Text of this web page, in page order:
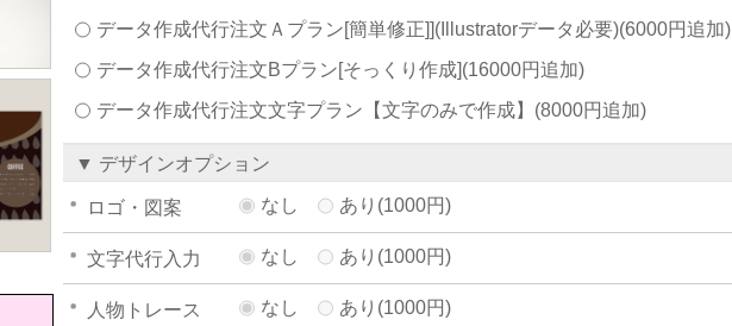
データ作成代行注文Ａプラン[簡単修正]](Illustratorデータ必要)(6000円追加)
データ作成代行注文Bプラン[そっくり作成](16000円追加)
データ作成代行注文文字プラン【文字のみで作成】 (8000円追加)
▼ デザインオプション
ロゴ・図案 なし あり(1000円)
文字代行入力 なし あり(1000円)
人物トレース なし あり(1000円)